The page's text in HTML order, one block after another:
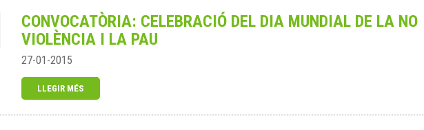
CONVOCATÒRIA: CELEBRACIÓ DEL DIA MUNDIAL DE LA NO
VIOLÈNCIA I LA PAU
27-01-2015
LLEGIR MÉS